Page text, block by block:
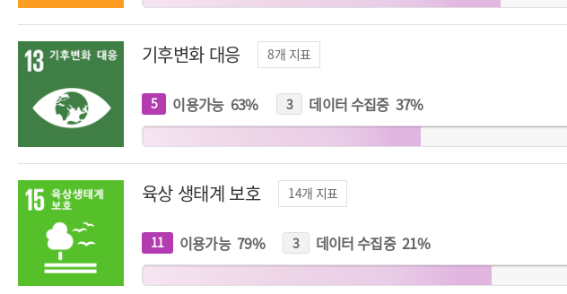
기후변화 대응 8개 지표
5개
지
표
이용가능 63% 3개
지
표
데이터 수집중 37%
육상 생태계 보호 14개 지표
11개
지
표
이용가능 79% 3개
지
표
데이터 수집중 21%